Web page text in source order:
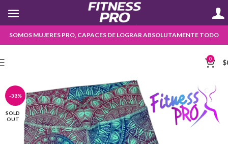
SOMOS MUJERES PRO, CAPACES DE LOGRAR ABSOLUTAMENTE TODO
0 $
-38%
SOLD
OUT